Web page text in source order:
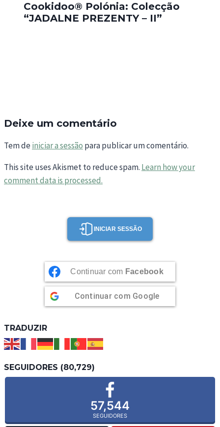
Cookidoo® Polónia: Colecção
“JADALNE PREZENTY – II”
Deixe um comentário
Tem deiniciar a sessão para publicar um comentário.
This site uses Akismet to reduce spam. Learn how your
comment data is processed.
INICIAR SESSÃO
Continuar com Facebook
Continuar com Google
TRADUZIR
SEGUIDORES (80,729)
57,544
SEGUIDORES